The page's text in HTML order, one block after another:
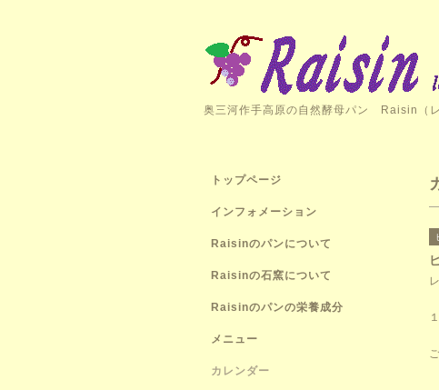
奥三河作手高原の自然酵母パン Raisin（レ
トップページ
インフォメーション
Raisinのパンについて
Raisinの石窯について
Raisinのパンの栄養成分
メニュー
カレンダー